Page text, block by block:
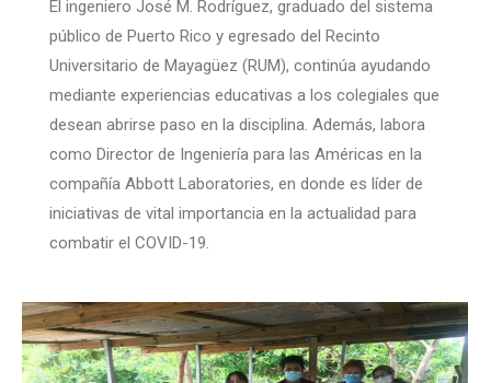
El ingeniero José M. Rodríguez, graduado del sistema
público de Puerto Rico y egresado del Recinto
Universitario de Mayagüez (RUM), continúa ayudando
mediante experiencias educativas a los colegiales que
desean abrirse paso en la disciplina. Además, labora
como Director de Ingeniería para las Américas en la
compañía Abbott Laboratories, en donde es líder de
iniciativas de vital importancia en la actualidad para
combatir el COVID-19.